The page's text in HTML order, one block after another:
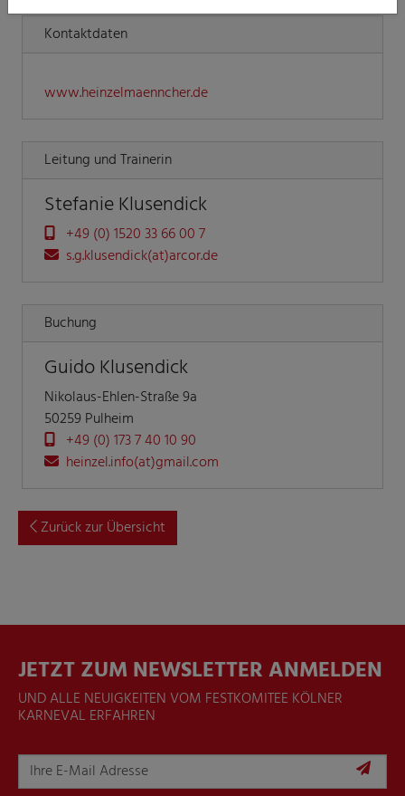
Kontaktdaten
www.heinzelmaenncher.de
Leitung und Trainerin
Stefanie Klusendick
+49 (0) 1520 33 66 00 7
s.g.klusendick(at)arcor.de
Buchung
Guido Klusendick
Nikolaus-Ehlen-Straße 9a
50259 Pulheim
+49 (0) 173 7 40 10 90
heinzel.info(at)gmail.com
Zurück zur Übersicht
JETZT ZUM NEWSLETTER ANMELDEN
UND ALLE NEUIGKEITEN VOM FESTKOMITEE KÖLNER
KARNEVAL ERFAHREN